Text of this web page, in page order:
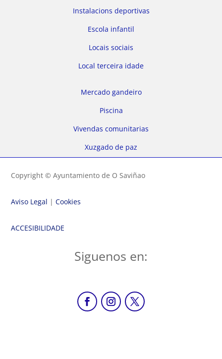
Instalacions deportivas
Escola infantil
Locais sociais
Local terceira idade
Mercado gandeiro
Piscina
Vivendas comunitarias
Xuzgado de paz
Copyright © Ayuntamiento de O Saviñao
Aviso Legal |Cookies
ACCESIBILIDADE
Siguenos en: